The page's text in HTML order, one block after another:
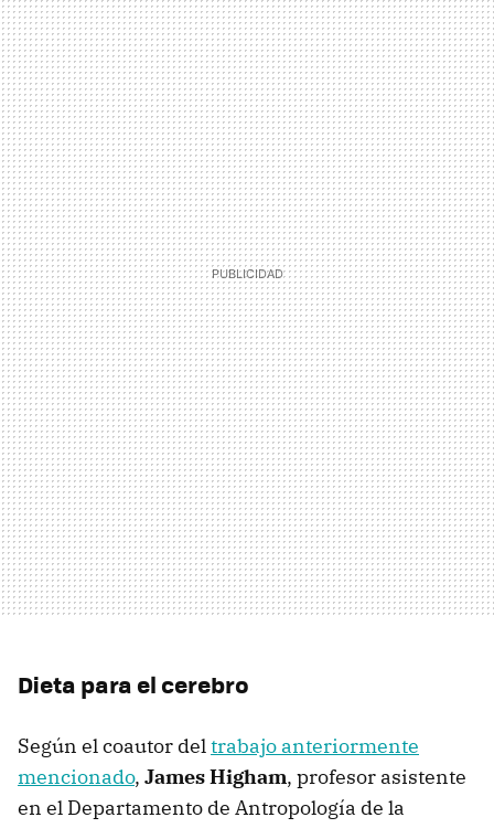
Dieta para el cerebro
Según el coautor deltrabajo anteriormente
mencionado, James Higham, profesor asistente
en el Departamento de Antropología de la